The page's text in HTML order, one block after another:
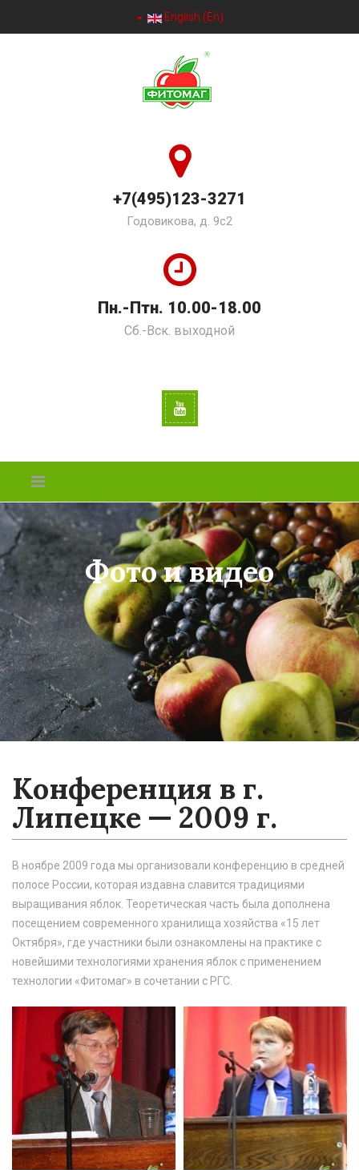
English (En)
+7(495)123-3271
Годовикова, д. 9с2
Пн.-Птн. 10.00-18.00
Сб.-Вск. выходной
Фото и видео
Конференция в г.
Липецке — 2009 г.
В ноябре 2009 года мы организовали конференцию в средней
полосе России, которая издавна славится традициями
выращивания яблок. Теоретическая часть была дополнена
посещением современного хранилища хозяйства «15 лет
Октября», где участники были ознакомлены на практике с
новейшими технологиями хранения яблок с применением
технологии «Фитомаг» в сочетании с РГС.